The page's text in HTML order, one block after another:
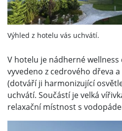
Výhled z hotelu vás uchvátí.
V hotelu je nádherné
vyvedeno z cedrového dřeva
(dotváří ji harmonizující
uchvátí. Součástí je velká
relaxační místnost s